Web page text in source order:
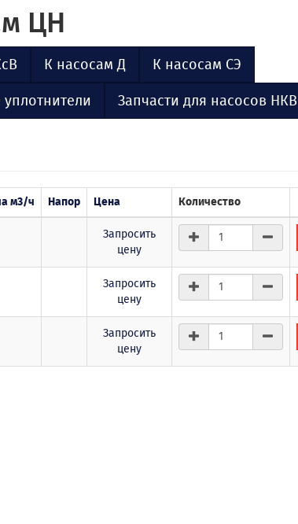
ЦН
К насосам Д К насосам СЭ
Запчасти для насосов НКВ
м3/ч Напор Цена Количество
Запросить
цену
Запросить
цену
Запросить
цену